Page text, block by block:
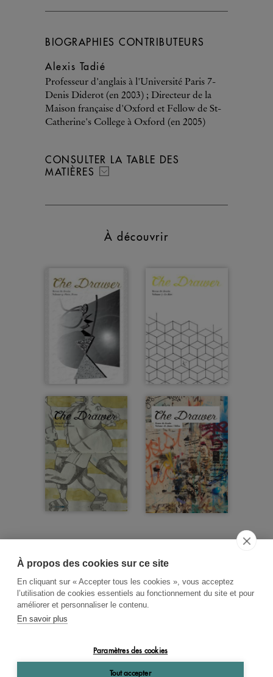
À propos des cookies sur ce site
En cliquant sur « Accepter tous les cookies », vous acceptez
l’utilisation de cookies essentiels au fonctionnement du site et pour
améliorer et personnaliser le contenu.
En savoir plus
Paramètres des cookies
Tout accepter
BIOGRAPHIES CONTRIBUTEURS
Alexis Tadié
Professeur d'anglais à l'Université Paris 7-
Denis Diderot (en 2003) ; Directeur de la
Maison française d'Oxford et Fellow de St-
Catherine's College à Oxford (en 2005)
CONSULTER LA TABLE DES
MATIÈRES
À découvrir
RECHERCHE THÉMATIQUE
OK